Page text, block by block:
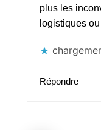
plus les
logistiques
Répondre